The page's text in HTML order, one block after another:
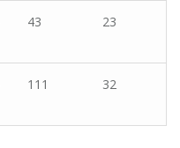
43 23
111 32